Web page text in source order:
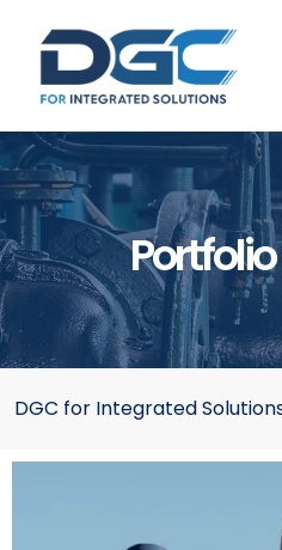
DGC for Integrated